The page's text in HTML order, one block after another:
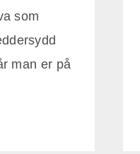
som
man er på